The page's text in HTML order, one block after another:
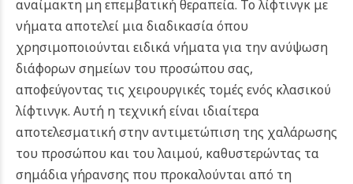
αναίμακτη μη επεμβατική θεραπεία. Το λίφτινγκ με
νήματα αποτελεί μια διαδικασία όπου
χρησιμοποιούνται ειδικά νήματα για την ανύψωση
διάφορων σημείων του προσώπου σας,
αποφεύγοντας τις χειρουργικές τομές ενός κλασικού
λίφτινγκ. Αυτή η τεχνική είναι ιδιαίτερα
αποτελεσματική στην αντιμετώπιση της χαλάρωσης
του προσώπου και του λαιμού, καθυστερώντας τα
σημάδια γήρανσης που προκαλούνται από τη